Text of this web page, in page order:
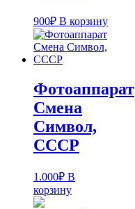
900₽ В корзину
Фотоаппарат
Смена
Символ,
СССР
1.000₽ В
корзину